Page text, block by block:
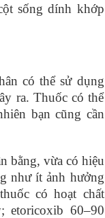
sống dính khớp
có thể sử dụng
ra. Thuốc có thể
bạn cũng cần
bằng, vừa có hiệu
như ít ảnh hưởng
có hoạt chất
etoricoxib 60–90